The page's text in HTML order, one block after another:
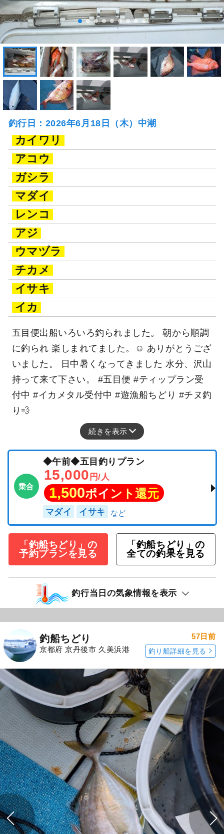
釣行日：2026年6月18日（木）中潮
カイワリ
アコウ
ガシラ
マダイ
レンコ
アジ
ウマヅラ
チカメ
イサキ
イカ
五目便出船いろいろ釣られました。 朝から順調
に釣られ 楽しまれてました。☺ ありがとうござ
いました。 日中暑くなってきました 水分、沢山
持って来て下さい。 #五目便 #ティップラン受
付中 #イカメタル受付中 #遊漁船ちどり #チヌ釣
り💨
続きを表示
乗合
◆午前◆五目釣りプラン
15,000 円/人
1,500ポイント還元
マダイ イサキ
「釣船ちどり」の
予約プランを見る
「釣船ちどり」の
全ての釣果を見る
釣行当日の気象情報を表示
釣船ちどり
京都府 京丹後市 久美浜港
57日前
釣り船詳細を見る